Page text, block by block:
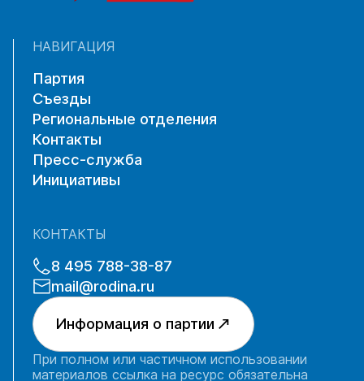
НАВИГАЦИЯ
Партия
Съезды
Региональные отделения
Контакты
Пресс-служба
Инициативы
КОНТАКТЫ
8 495 788-38-87
mail@rodina.ru
Информация о партии
При полном или частичном использовании
материалов ссылка на ресурс обязательна